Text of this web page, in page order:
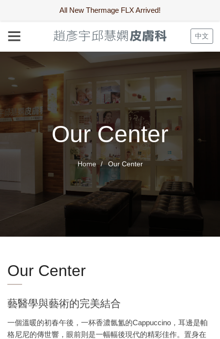
All New Thermage FLX Arrived!
中文
Our Center
Home Our Center
Our Center
藝醫學與藝術的完美結合
一個溫暖的初春午後，一杯香濃氤氳的Cappuccino，耳邊是帕
格尼尼的傳世響，眼前則是一幅幅後現代的精彩佳作。置身在